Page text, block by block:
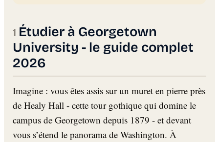
Étudier à Georgetown
University - le guide complet
2026
Imagine : vous êtes assis sur un muret en pierre près
de Healy Hall - cette tour gothique qui domine le
campus de Georgetown depuis 1879 - et devant
vous s’étend le panorama de Washington. À